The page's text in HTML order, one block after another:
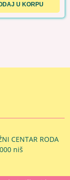
U KORPU
CENTAR RODA
niš